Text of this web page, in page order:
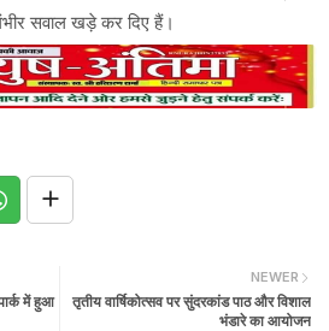
सवाल खड़े कर दिए हैं।
NEWER
तृतीय वार्षिकोत्सव पर सुंदरकांड पाठ और विशाल
भंडारे का आयोजन
में हुआ